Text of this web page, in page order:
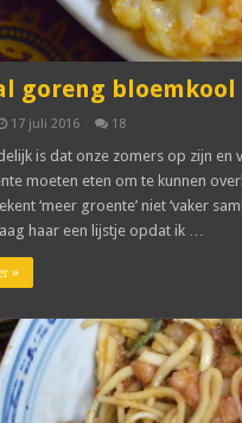
goreng bloemkool
17 juli 2016 18
is dat onze zomers op zijn
moeten eten om te kunnen
‘meer groente’ niet ‘vaker
haar een lijstje opdat ik …
»